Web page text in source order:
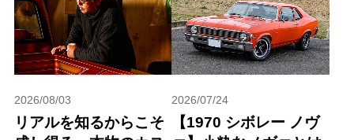
2026/08/03
リアルを知るからこそ
2026/07/24
【1970 シボレー ノヴ